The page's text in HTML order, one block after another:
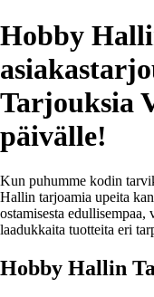
Hobby
Tarjouksia
päivälle!
Kun puhumme kodin
Hallin tarjoamia upeita
ostamisesta
laadukkaita tuotteita eri
Hobby Hallin